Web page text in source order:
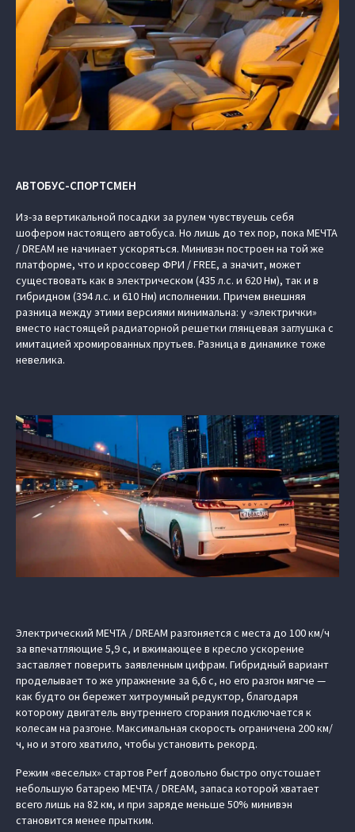
АВТОБУС-СПОРТСМЕН
Из-за вертикальной посадки за рулем чувствуешь себя
шофером настоящего автобуса. Но лишь до тех пор, пока МЕЧТА
/ DREAM не начинает ускоряться. Минивэн построен на той же
платформе, что и кроссовер ФРИ / FREE, а значит, может
существовать как в электрическом (435 л.с. и 620 Нм), так и в
гибридном (394 л.с. и 610 Нм) исполнении. Причем внешняя
разница между этими версиями минимальна: у «электрички»
вместо настоящей радиаторной решетки глянцевая заглушка с
имитацией хромированных прутьев. Разница в динамике тоже
невелика.
Электрический МЕЧТА / DREAM разгоняется с места до 100 км/ч
за впечатляющие 5,9 с, и вжимающее в кресло ускорение
заставляет поверить заявленным цифрам. Гибридный вариант
проделывает то же упражнение за 6,6 с, но его разгон мягче —
как будто он бережет хитроумный редуктор, благодаря
которому двигатель внутреннего сгорания подключается к
колесам на разгоне. Максимальная скорость ограничена 200 км/
ч, но и этого хватило, чтобы установить рекорд.
Режим «веселых» стартов Perf довольно быстро опустошает
небольшую батарею МЕЧТА / DREAM, запаса которой хватает
всего лишь на 82 км, и при заряде меньше 50% минивэн
становится менее прытким.